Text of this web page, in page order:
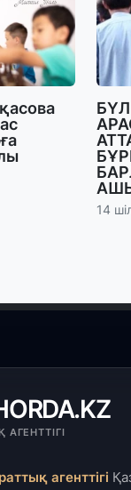
14
агенттігі